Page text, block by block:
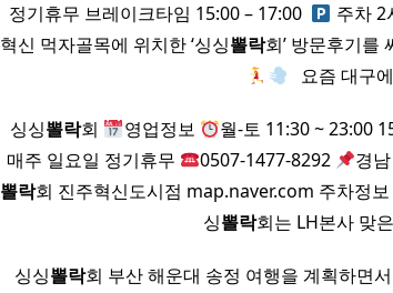
정기휴무 브레이크타임 15:00 – 17:00 ​
주차 2
혁신 먹자골목에 위치한 ‘싱싱뽈락회’ 방문후기를
요즘 대구
싱싱뽈락회 영업정보
월-토 11:30 ~ 23:00
매주 일요일 정기휴무
0507-1477-8292
경
뽈락회 진주혁신도시점 map.naver.com 주차정보
싱뽈락회는 LH본사 맞
​ 싱싱뽈락회 부산 해운대 송정 여행을 계획하면